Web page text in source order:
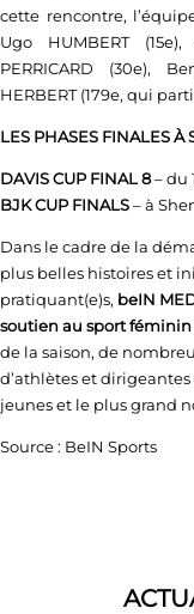
cette rencontre,
Ugo HUMBERT
PERRICARD (30e),
HERBERT (179e, qui
LES PHASES FINALES À
DAVIS CUP FINAL 8– du
BJK CUP FINALS– à
Dans le cadre de la
plus belles histoires et
pratiquant(e)s, beIN
soutien au sport féminin
de la saison, de
d’athlètes et
jeunes et le plus grand
Source : BeIN Sports